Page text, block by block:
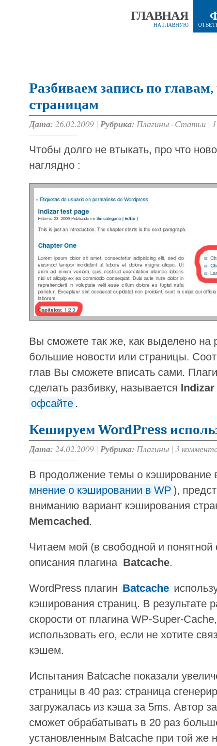
ГЛАВНАЯ
НА ГЛАВНУЮ
Разбиваем запись по
страницам
Дата: 26.02.2009 | Рубрика: Плагины · Статьи |
Чтобы долго не втыкать, про что
наглядно :
Вы сможете так же, как выделено на
большие новости или страницы.
глав Вы сможете вписать сами.
сделать разбивку, называется Indizar
офсайте .
Кешируем WordPress
Дата: 24.02.2009 | Рубрика: Плагины | 3
В продолжение темы о кэширование
мнение о кэшировании в WP ),
вниманию вариант кэширования
Memcached .
Читаем мой (в свободной и
описания плагина Batcache.
WordPress плагин Batcache
кэширования страниц. В результате
скорости от плагина WP-Super-
использовать его, если не хотите
кэшем.
Испытания Batcache показали
страницы в 40 раз: страница
загружалась из кэша за 5ms. Автор
сможет обрабатывать в 20 раз
установленным Batcache при той же